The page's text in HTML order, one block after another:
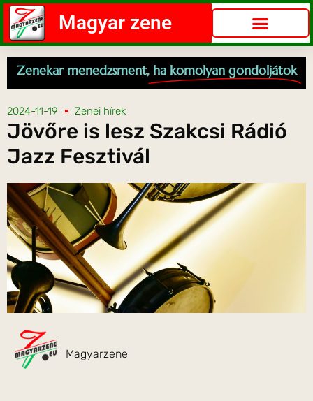
Magyar zene
Zenekar menedzsment, ha komolyan gondoljátok
2024-11-19 Zenei hírek
Jövőre is lesz Szakcsi Rádió
Jazz Fesztivál
Magyarzene